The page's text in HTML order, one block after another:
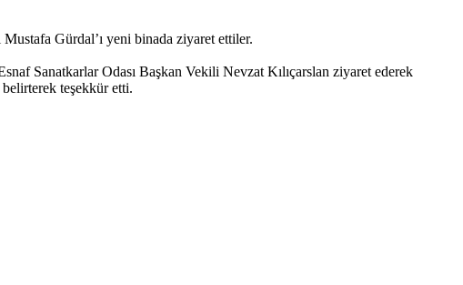
Gürdal’ı yeni binada ziyaret ettiler.
Sanatkarlar Odası Başkan Vekili Nevzat Kılıçarslan ziyaret ederek
teşekkür etti.